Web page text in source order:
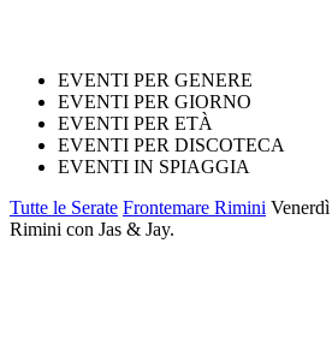
EVENTI PER GENERE
EVENTI PER GIORNO
EVENTI PER ETÀ
EVENTI PER DISCOTECA
EVENTI IN SPIAGGIA
Tutte le Serate Frontemare Rimini
Rimini con Jas & Jay.